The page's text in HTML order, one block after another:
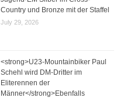
Country und Bronze mit der Staffel
July 29, 2026
<strong>U23-Mountainbiker Paul
Schehl wird DM-Dritter im
Eliterennen der
Männer</strong>Ebenfalls